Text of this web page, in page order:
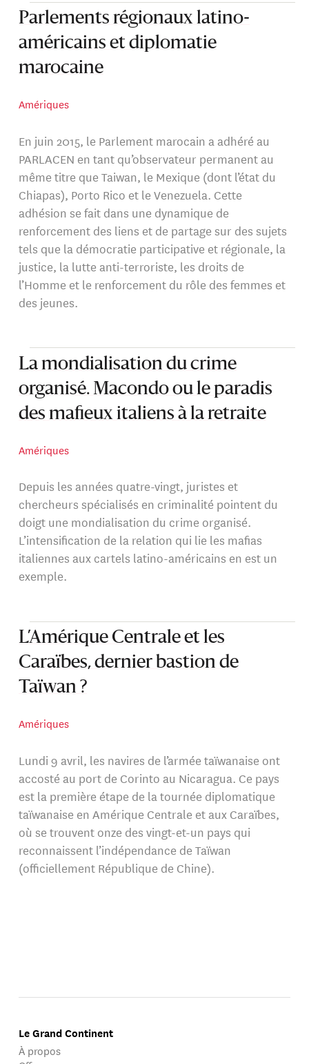
Parlements régionaux latino-
américains et diplomatie
marocaine
Amériques
En juin 2015, le Parlement marocain a adhéré au
PARLACEN en tant qu’observateur permanent au
même titre que Taiwan, le Mexique (dont l’état du
Chiapas), Porto Rico et le Venezuela. Cette
adhésion se fait dans une dynamique de
renforcement des liens et de partage sur des sujets
tels que la démocratie participative et régionale, la
justice, la lutte anti-terroriste, les droits de
l’Homme et le renforcement du rôle des femmes et
des jeunes.
La mondialisation du crime
organisé. Macondo ou le paradis
des mafieux italiens à la retraite
Amériques
Depuis les années quatre-vingt, juristes et
chercheurs spécialisés en criminalité pointent du
doigt une mondialisation du crime organisé.
L’intensification de la relation qui lie les mafias
italiennes aux cartels latino-américains en est un
exemple.
L’Amérique Centrale et les
Caraïbes, dernier bastion de
Taïwan ?
Amériques
Lundi 9 avril, les navires de l’armée taïwanaise ont
accosté au port de Corinto au Nicaragua. Ce pays
est la première étape de la tournée diplomatique
taïwanaise en Amérique Centrale et aux Caraïbes,
où se trouvent onze des vingt-et-un pays qui
reconnaissent l’indépendance de Taïwan
(officiellement République de Chine).
Le Grand Continent
À propos